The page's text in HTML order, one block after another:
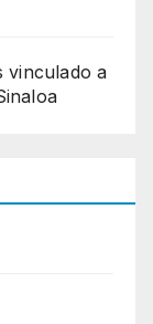
vinculado a